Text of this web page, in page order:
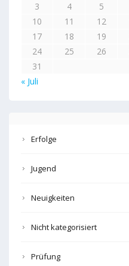
3
4 5
10
11 12
17
18 19
24
25 26
31
« Juli
Erfolge
Jugend
Neuigkeiten
Nicht kategorisiert
Prüfung